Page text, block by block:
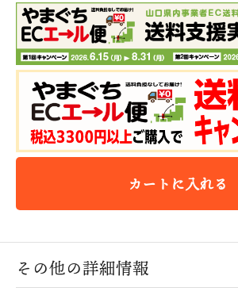
カートに入れる
その他の詳細情報